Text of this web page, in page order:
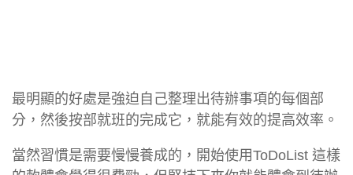
最明顯的好處是強迫自己整理出待辦事項的每個部
分，然後按部就班的完成它，就能有效的提高效率。
當然習慣是需要慢慢養成的，開始使用ToDoList 這樣